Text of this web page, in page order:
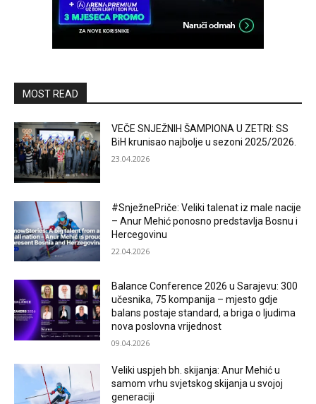
MOST READ
VEČE SNJEŽNIH ŠAMPIONA U ZETRI: SS
BiH krunisao najbolje u sezoni 2025/2026.
23.04.2026
#SnježnePriče: Veliki talenat iz male nacije
– Anur Mehić ponosno predstavlja Bosnu i
Hercegovinu
22.04.2026
Balance Conference 2026 u Sarajevu: 300
učesnika, 75 kompanija – mjesto gdje
balans postaje standard, a briga o ljudima
nova poslovna vrijednost
09.04.2026
Veliki uspjeh bh. skijanja: Anur Mehić u
samom vrhu svjetskog skijanja u svojoj
generaciji